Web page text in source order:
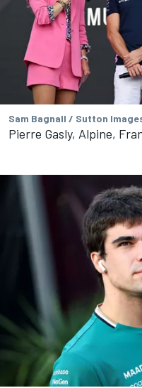
Sam Bagnall / Sutton
Pierre Gasly, Alpine,